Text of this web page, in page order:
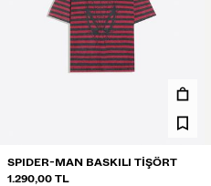
SPIDER-MAN BASKILI TIŞÖRT
1.290,00 TL